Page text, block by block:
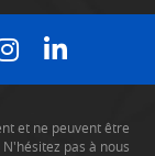
et ne peuvent être
pas à nous